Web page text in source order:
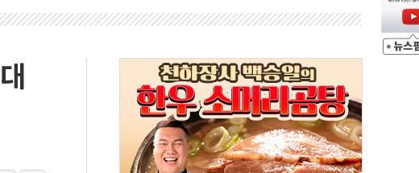
청래에 누적 1.48%p 차 선두 유지...金 46.01% vs 鄭 44.53%
어머니 살해 10대 구속…범행 후 반려견도 죽여
·경북 경선서 정청래에 승리…金 48.54% vs 鄭 44.40%
·대구·경북 경선 결과...김민석 48.54% 정청래 44.40%
경선 결과 발표...김민석 47.37% 정청래 45.71% 송영길 6.92%
경선 결과 발표...정청래 47.82% 김민석 46.35% 송영길 5.83%